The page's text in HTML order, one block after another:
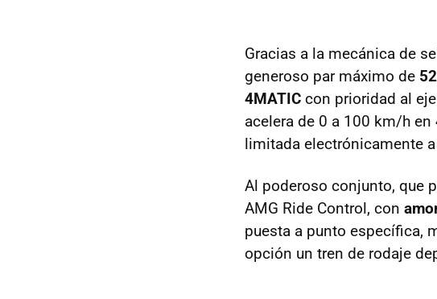
Gracias a la mecánica de
generoso par máximo de
4MATIC con prioridad al
acelera de 0 a 100 km/h en
limitada electrónicamente
Al poderoso conjunto, que
AMG Ride Control, con
puesta a punto específica,
opción un tren de rodaje